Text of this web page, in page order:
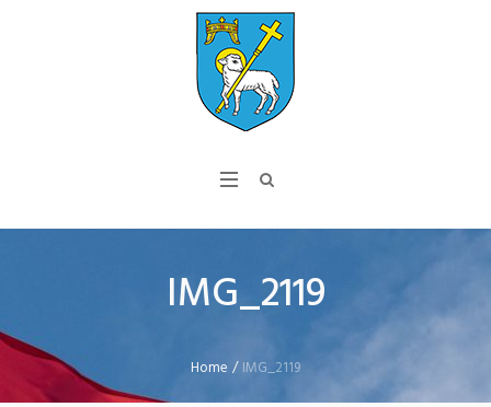
IMG_2119
Home /IMG_2119